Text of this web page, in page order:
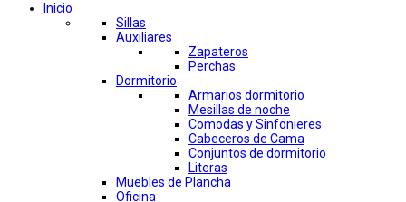
Inicio
Sillas
Auxiliares
Zapateros
Perchas
Dormitorio
Armarios dormitorio
Mesillas de noche
Comodas y Sinfonieres
Cabeceros de Cama
Conjuntos de dormitorio
Literas
Muebles de Plancha
Oficina